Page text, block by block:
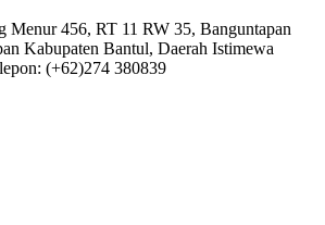
Menur 456, RT 11 RW 35, Banguntapan
Kabupaten Bantul, Daerah Istimewa
(+62)274 380839